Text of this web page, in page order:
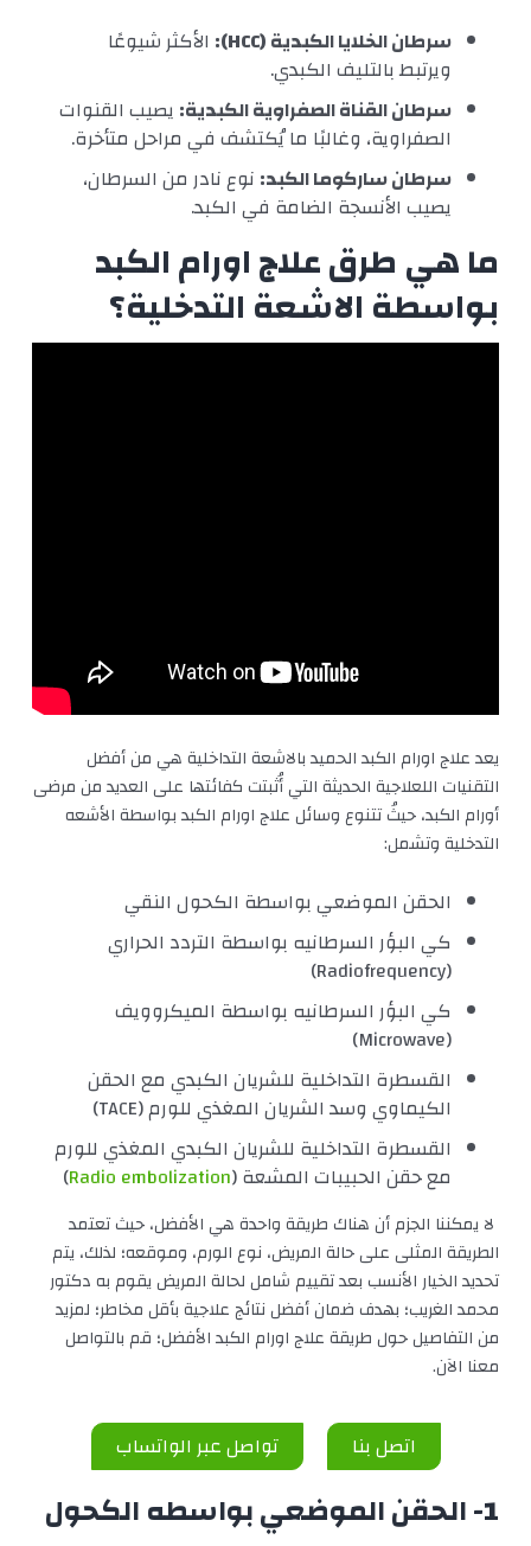
سرطان الخلايا الكبدية (HCC):
الأكثر شيوعًا
ويرتبط بالتليف الكبدي.
سرطان القناة الصفراوية الكبدية: يصيب القنوات
الصفراوية، وغالبًا ما يُكتشف في مراحل متأخرة.
سرطان ساركوما الكبد: نوع نادر من السرطان،
يصيب الأنسجة الضامة في الكبد.
ما هي طرق علاج اورام الكبد
بواسطة الاشعة التدخلية؟
يعد علاج اورام الكبد الحميد بالاشعة التداخلية هي من أفضل
التقنيات اللعلاجية الحديثة التي أُثبتت كفائتها على العديد من مرضى
أورام الكبد، حيثُ تتنوع وسائل علاج اورام الكبد بواسطة الأشعه
التدخلية وتشمل:
الحقن الموضعي بواسطة الكحول النقي
كي البؤر السرطانيه بواسطة التردد الحراري
(Radiofrequency)
كي البؤر السرطانيه بواسطة الميكروويف
(Microwave)
القسطرة التداخلية للشريان الكبدي مع الحقن
الكيماوي وسد الشريان المغذي للورم (TACE)
القسطرة التداخلية للشريان الكبدي المغذي للورم
مع حقن الحبيبات المشعة (Radio embolization
)
لا يمكننا الجزم أن هناك طريقة واحدة هي الأفضل، حيث تعتمد
الطريقة المثلى على حالة المريض، نوع الورم، وموقعه؛ لذلك، يتم
تحديد الخيار الأنسب بعد تقييم شامل لحالة المريض يقوم به دكتور
محمد الغريب؛ بهدف ضمان أفضل نتائج علاجية بأقل مخاطر؛ لمزيد
من التفاصيل حول طريقة علاج اورام الكبد الأفضل؛ قم بالتواصل
معنا الآن.
اتصل بنا تواصل عبر الواتساب
1- الحقن الموضعي بواسطه الكحول